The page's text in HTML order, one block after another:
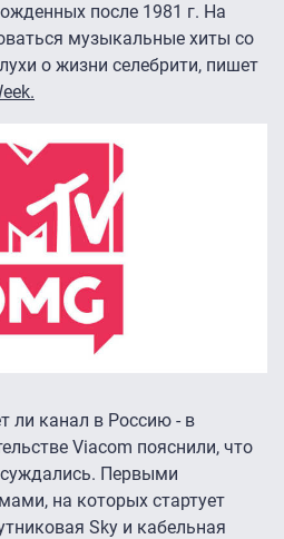
после 1981 г. На
музыкальные хиты со
о жизни селебрити, пишет
ли канал в Россию - в
Viacom пояснили, что
Первыми
на которых стартует
Sky и кабельная